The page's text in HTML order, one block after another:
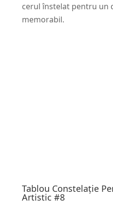
cerul înstelat pentru un
memorabil.
Tablou Constelație
Artistic #8